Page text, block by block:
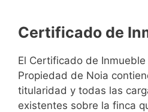
Certificado de
El Certificado de
Propiedad de Noia
titularidad y todas las
existentes sobre la finca